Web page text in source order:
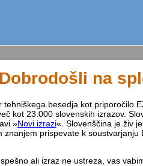
Dobrodošli na
tehniškega besedja kot priporočilo
kot 23.000 slovenskih izrazov.
»Novi izrazi«. Slovenščina je živ
znanjem prispevate k
ali izraz ne ustreza, vas